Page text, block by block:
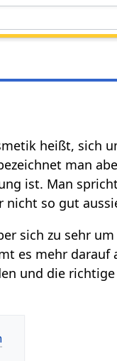
heißt, sich
man
ist. Man
nicht so gut
sich zu sehr um
es mehr darauf
und die